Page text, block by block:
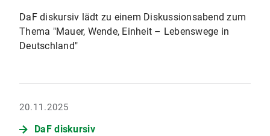
DaF diskursiv lädt zu einem Diskussionsabend zum
Thema "Mauer, Wende, Einheit – Lebenswege in
Deutschland"
20.11.2025
DaF diskursiv